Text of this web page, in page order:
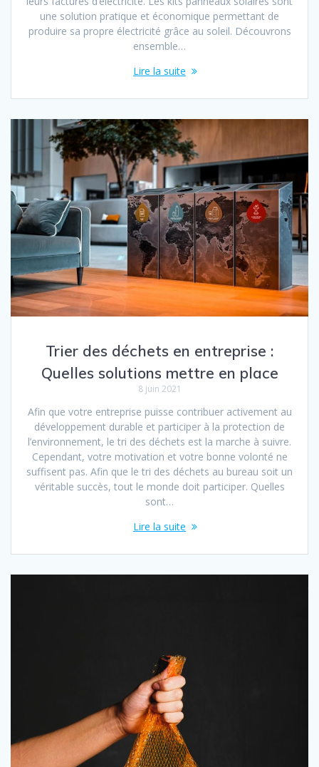
une solution pratique et économique permettant de
produire sa propre électricité grâce au soleil. Découvrons
ensemble…
Lire la suite
Trier des déchets en entreprise :
Quelles solutions mettre en place
8 juin 2021
Afin que votre entreprise puisse contribuer activement au
développement durable et participer à la protection de
l’environnement, le tri des déchets est la marche à suivre.
Cependant, votre motivation et votre bonne volonté ne
suffisent pas. Afin que le tri des déchets au bureau soit un
véritable succès, tout le monde doit participer. Quelles
sont…
Lire la suite